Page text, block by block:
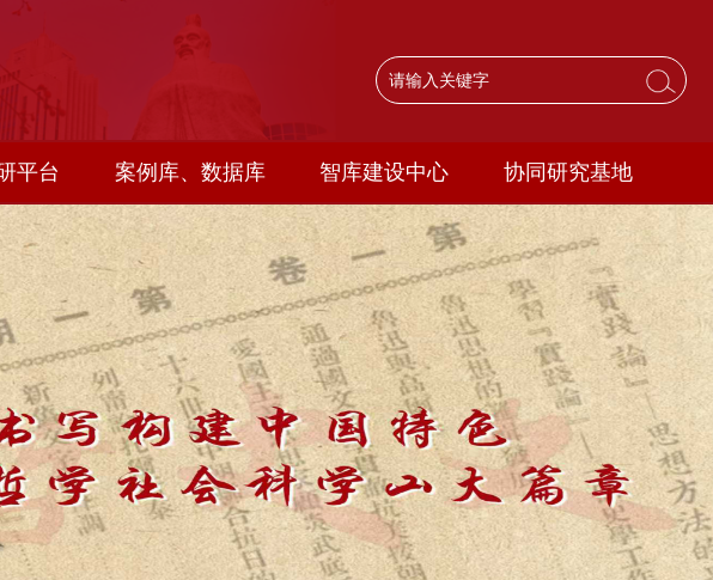
平台 案例库、数据库 智库建设中心 协同研究基地